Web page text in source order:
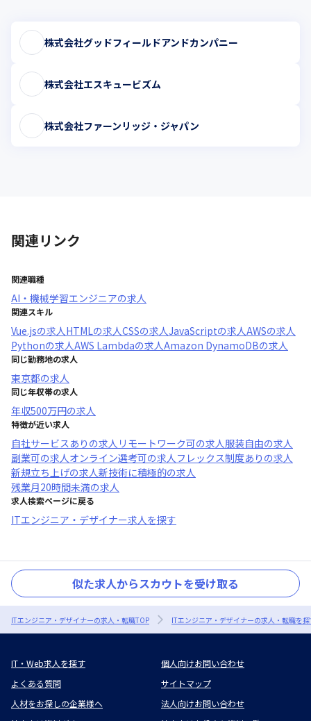
株式会社グッドフィールドアンドカンパニー
株式会社エスキュービズム
株式会社ファーンリッジ・ジャパン
関連リンク
関連職種
AI・機械学習エンジニアの求人
関連スキル
Vue.jsの求人HTMLの求人CSSの求人JavaScriptの求人AWSの求人
Pythonの求人AWS Lambdaの求人Amazon DynamoDBの求人
同じ勤務地の求人
東京都の求人
同じ年収帯の求人
年収500万円の求人
特徴が近い求人
自社サービスあり の求人 リモートワーク可の求人服装自由の求人
副業可の求人オンライン選考可の求人フレックス制度あり の求人
新規立ち上げの求人新技術に積極的の求人
残業月20時間未満の求人
求人検索ページに戻る
ITエンジニア・デザイナー求人を探す
似た求人からスカウトを受け取る
ITエンジニア・デザイナーの求人・転職TOP ITエンジニア・デザイナーの求人・転職を
IT・Web求人を探す
個人向けお問い合わせ
よくある質問
サイトマップ
人材をお探しの企業様へ
法人向けお問い合わせ